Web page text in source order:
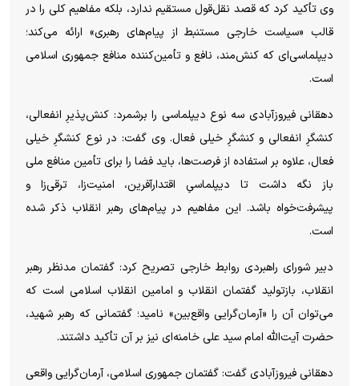
وی تأکید کرد که قصد نقل‌قول مستقیم ندارد، بلکه مفاهیم کلی را در
قالب «سیاست خارجی مستنبط از پیام‌های رهبری» ارائه می‌کند؛
دیپلماسی‌ای که کنش‌مند، نافع و تأمین‌کننده منافع جمهوری اسلامی
است.
دهقانی فیروزآبادی سه نوع دیپلماسی را برشمرد: کنش‌پذیرِ انفعالی،
کنشگرِ انفعالی و کنشگرِ خیلی فعال. وی گفت: در نوع کنشگرِ خیلی
فعال، علاوه بر استفاده از فرصت‌ها، باید فضا را برای تأمین منافع ملی
باز نگه داشت تا دیپلماسیِ اقتدارآفرین، امنیت‌زا، ترقی‌زا و
پیشرفت‌خواه باشد. این مفاهیم در پیام‌های رهبر انقلاب ذکر شده
است.
دبیر شورای راهبردی روابط خارجی تصریح کرد: گفتمان مدنظر رهبر
انقلاب، بازتولید گفتمان انقلاب و امامین انقلاب اسلامی است که
می‌توان آن را «آرمان‌گرایی واقع‌بین» نامید؛ گفتمانی که رهبر شهید،
حضرت آیت‌الله امام سید علی خامنه‌ای نیز بر آن تأکید داشتند.
دهقانی فیروزآبادی گفت: گفتمان جمهوری اسلامی، آرمان‌گرایی واقعی